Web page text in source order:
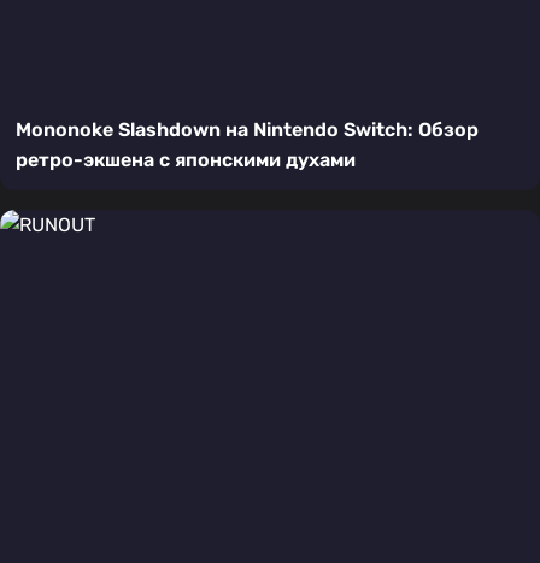
Mononoke Slashdown на Nintendo Switch: Обзор
ретро-экшена с японскими духами